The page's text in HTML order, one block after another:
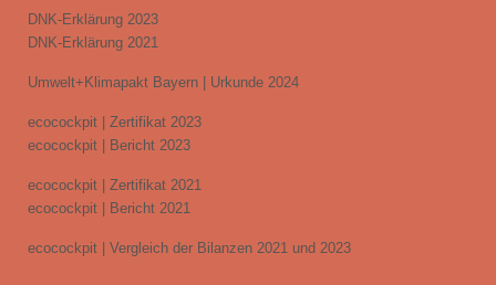
DNK-Erklärung 2023
DNK-Erklärung 2021
Umwelt+Klimapakt Bayern | Urkunde 2024
ecocockpit | Zertifikat 2023
ecocockpit | Bericht 2023
ecocockpit | Zertifikat 2021
ecocockpit | Bericht 2021
ecocockpit | Vergleich der Bilanzen 2021 und 2023